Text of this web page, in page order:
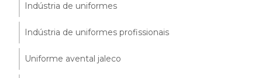
Indústria de uniformes
Indústria de uniformes profissionais
Uniforme avental jaleco